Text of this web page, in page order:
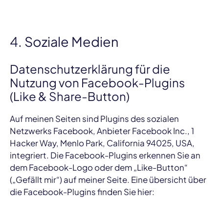
4. Soziale Medien
Datenschutzerklärung für die
Nutzung von Facebook-Plugins
(Like & Share-Button)
Auf meinen Seiten sind Plugins des sozialen
Netzwerks Facebook, Anbieter Facebook Inc., 1
Hacker Way, Menlo Park, California 94025, USA,
integriert. Die Facebook-Plugins erkennen Sie an
dem Facebook-Logo oder dem „Like-Button“
(„Gefällt mir“) auf meiner Seite. Eine übersicht über
die Facebook-Plugins finden Sie hier: